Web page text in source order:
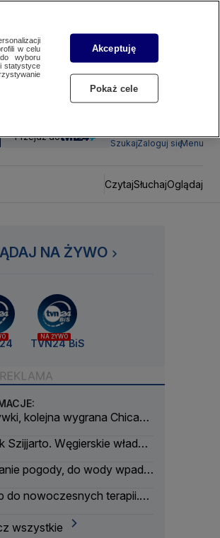
Przejdź do
SzukajZaloguj sięMenu
CzytajSłuchajOglądaj
NA ŻYWO
NA ŻYWO
TVN24 BiS
kolejna wygrana Chicago
Szijjarto. Węgierskie władze
pogody, do wody wpadło
do nowoczesnych terapii.
wszystkie
w celu
wyboru
statystyce
Akceptuję
Pokaż cele